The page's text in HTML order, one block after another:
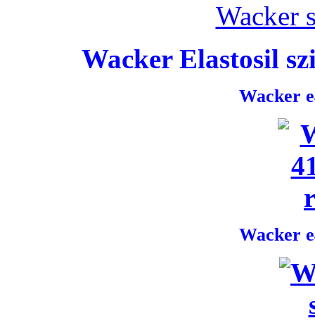
Wacker
Wacker Elastosil
Wacker
Wacker